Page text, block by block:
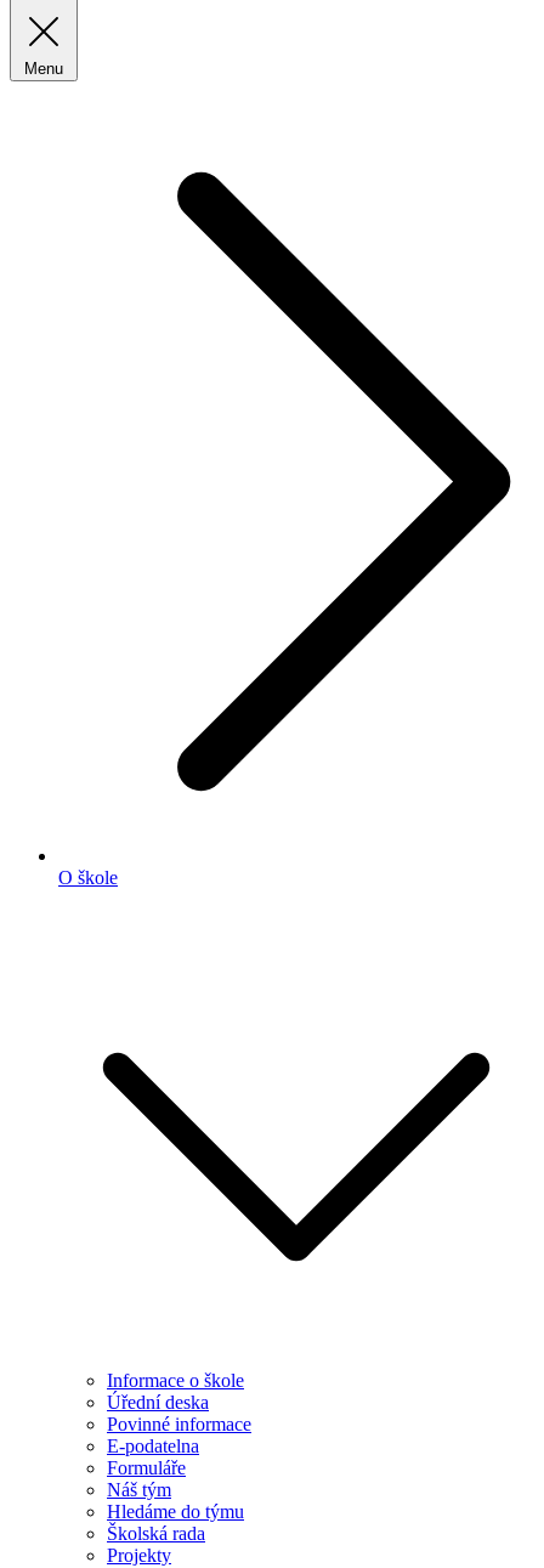
Menu
O škole
Informace o škole
Úřední deska
Povinné informace
E-podatelna
Formuláře
Náš tým
Hledáme do týmu
Školská rada
Projekty